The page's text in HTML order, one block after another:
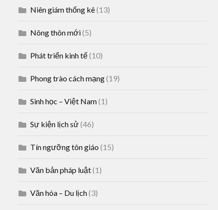
Niên giám thống kê(13)
Nông thôn mới(5)
Phát triển kinh tế(10)
Phong trào cách mạng(19)
Sinh học – Việt Nam(1)
Sự kiện lịch sử(46)
Tín ngưỡng tôn giáo (15)
Văn bản pháp luật(1)
Văn hóa – Du lịch(3)